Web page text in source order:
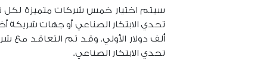
ألف دولار الأولي. وقد تم التعاقد مع
تحدي الابتكار الصناعي.